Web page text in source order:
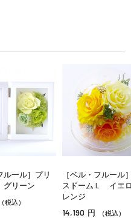
ルール］プリ
リーン
（税込）
［ベル・フルール
スドームＬ イエ
レンジ
14,190 円 （税込）